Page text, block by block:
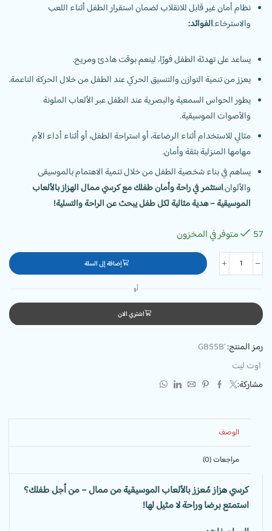
نظام أمان غير قابل للانقلاب لضمان استقرار الطفل أثناء اللعب
والاسترخاء.الفوائد:
يساعد على تهدئة الطفل فورًا، لينعم بوقت هادئ ومريح.
يعزز من تنمية التوازن والتنسيق الحركي عند الطفل من خلال الحركة الناعمة.
يطور الحواس السمعية والبصرية عند الطفل عبر الألعاب الملونة
والأصوات الموسيقية.
مثالي للاستخدام أثناء الرضاعة، أو استراحة الطفل، أو أثناء أداء الأم
مهامها المنزلية بثقة وأمان.
يساهم في بناء شخصية الطفل من خلال تنمية الاهتمام بالموسيقى
والألوان.استثمر في راحة وأمان طفلك مع كرسي ممال الهزاز بالألعاب
الموسيقية – هدية مثالية لكل طفل يبحث عن الراحة والتسلية!
57 متوفر في المخزون
إضافة إلى السلة
أو
اشتري الان
رمز المنتج:'GB55B
اوت ليت
مشاركة:
الوصف
مراجعات (0)
كرسي هزاز مُعزز بالألعاب الموسيقية من ممال – من أجل طفلك؟
استمتع برضا وراحة لا مثيل لها!